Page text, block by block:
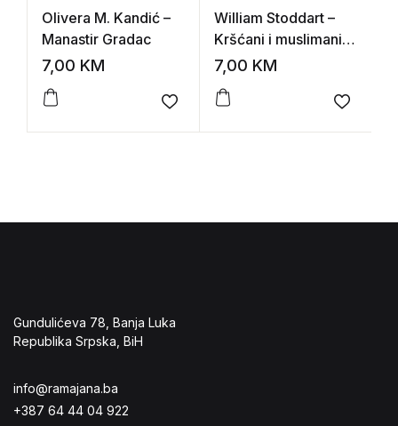
Olivera M. Kandić –
Manastir Gradac
7,00 KM
Add to wishlist
William Stoddart –
Kršćani i muslimani
(što kažu jedni o
7,00 KM
Add to
Gundulićeva 78, Banja Luka
Republika Srpska, BiH
info@ramajana.ba
+387 64 44 04 922